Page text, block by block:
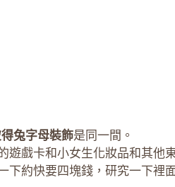
兔字母裝飾是同一間。
戲卡和小女生化妝品和其他
下約快要四塊錢，研究一下裡